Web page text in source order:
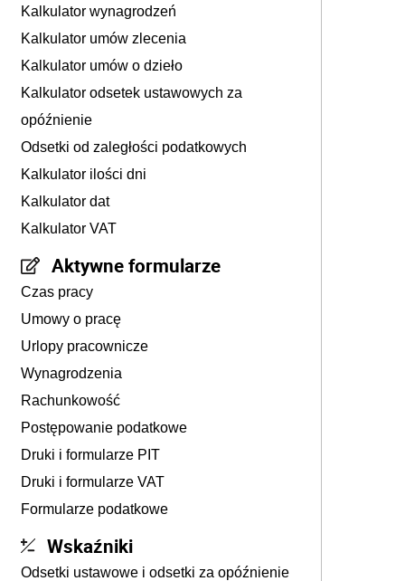
Kalkulator wynagrodzeń
Kalkulator umów zlecenia
Kalkulator umów o dzieło
Kalkulator odsetek ustawowych za
opóźnienie
Odsetki od zaległości podatkowych
Kalkulator ilości dni
Kalkulator dat
Kalkulator VAT
Aktywne formularze
Czas pracy
Umowy o pracę
Urlopy pracownicze
Wynagrodzenia
Rachunkowość
Postępowanie podatkowe
Druki i formularze PIT
Druki i formularze VAT
Formularze podatkowe
Wskaźniki
Odsetki ustawowe i odsetki za opóźnienie